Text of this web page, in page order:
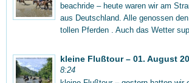
beachride – heute waren wir am
aus Deutschland. Alle genossen
tollen Pferden . Auch das Wetter
kleine Flußtour – 01. August
8:24